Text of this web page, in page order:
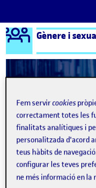
Saltar al contingut
Logo Ágora
Fem servircookies
correctament totes les
finalitats analítiques i
personalitzada d'acord
teus hàbits de
configurar les teves
ne més informació en la